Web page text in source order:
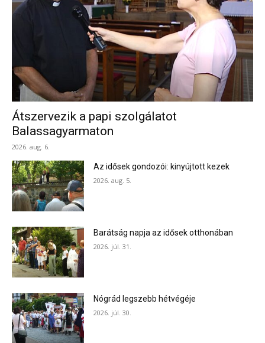
Átszervezik a papi szolgálatot
Balassagyarmaton
2026. aug. 6.
Az idősek gondozói: kinyújtott kezek
2026. aug. 5.
Barátság napja az idősek otthonában
2026. júl. 31.
Nógrád legszebb hétvégéje
2026. júl. 30.